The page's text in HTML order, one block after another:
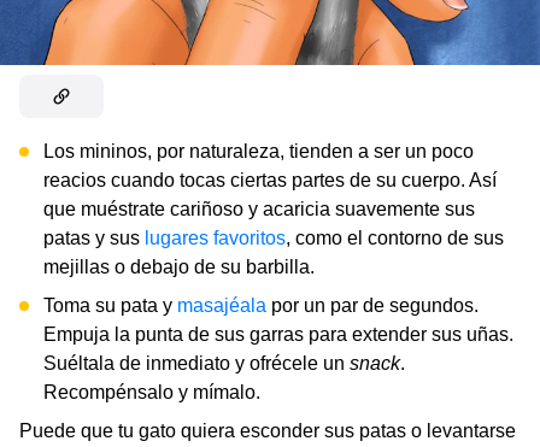
Los mininos, por naturaleza, tienden a ser un poco
reacios cuando tocas ciertas partes de su cuerpo. Así
que muéstrate cariñoso y acaricia suavemente sus
patas y sus lugares favoritos, como el contorno de sus
mejillas o debajo de su barbilla.
Toma su pata y masajéala por un par de segundos.
Empuja la punta de sus garras para extender sus uñas.
Suéltala de inmediato y ofrécele un snack.
Recompénsalo y mímalo.
Puede que tu gato quiera esconder sus patas o levantarse